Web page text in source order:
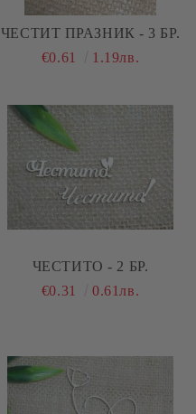
ЧЕСТИТ ПРАЗНИК - 3 БР.
€0.61
1.19лв.
ЧЕСТИТО - 2 БР.
€0.31
0.61лв.